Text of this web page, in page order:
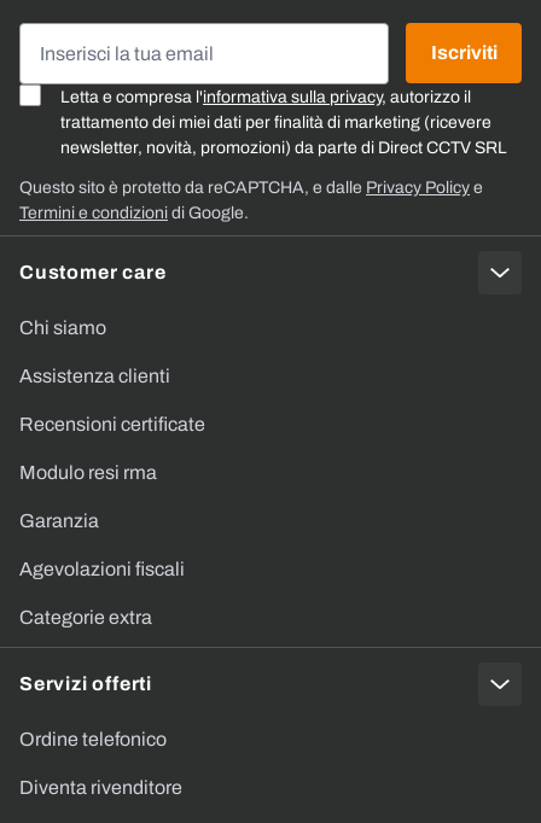
Customer care
Chi siamo
Assistenza clienti
Recensioni certificate
Modulo resi rma
Garanzia
Agevolazioni fiscali
Categorie extra
Servizi offerti
Ordine telefonico
Diventa rivenditore
Letta e compresa l'informativa sulla privacy, autorizzo il
trattamento dei miei dati per finalità di marketing (ricevere
newsletter, novità, promozioni) da parte di Direct CCTV SRL
Iscriviti
Questo sito è protetto da reCAPTCHA, e dalle Privacy Policy e
Termini e condizioni di Google.